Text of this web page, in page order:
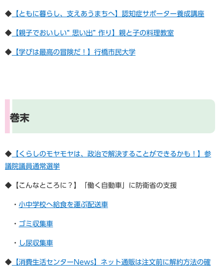
◆ 【ともに暮らし、支えあうまちへ】認知症サポーター養成講座
◆ 【親子でおいしい“ 思い出” 作り】親と子の料理教室
◆ 【学びは最高の冒険だ！】行橋市民大学
巻末
◆ 【くらしのモヤモヤは、政治で解決することができるかも！】参
議院議員通常選挙
◆【こんなところに？】「働く自動車」に防衛省の支援
・ 小中学校へ給食を運ぶ配送車
・ ゴミ収集車
・ し尿収集車
◆ 【消費生活センターNews】ネット通販は注文前に解約方法の確